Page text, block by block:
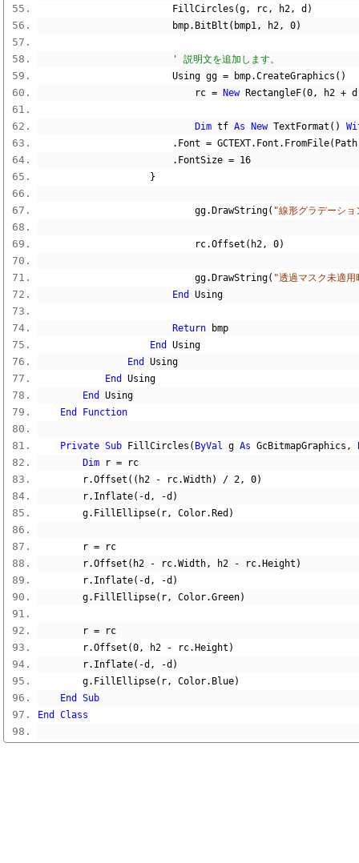
                        FillCircles
(g, rc, h2, d )
                        bmp
. BitBlt ( bmp1, h2, 0)
' 説明文を追加します。
                        Using gg
= bmp.CreateGraphics ()
                            rc
= New RectangleF(0, h2 + d
Dim tf As New TextFormat ()
. Font = GCTEXT. Font . FromFile( Path
. FontSize = 16
}
                            gg
. DrawString( "線形グラデーシ
                            rc
.Offset ( h2, 0)
                            gg
. DrawString( "透過マスク未適
End
Using
Return bmp
End
Using
End
Using
End
Using
End
Using
End
Function
Private Sub FillCircles ( ByVal g As GcBitmapGraphics ,
Dim r = rc
        r
.Offset (( h2 - rc.Width) / 2, 0)
        r
. Inflate(-d , -d )
        g
. FillEllipse( r, Color. Red )
        r
= rc
        r
.Offset ( h2 - rc.Width, h2 - rc. Height )
        r
. Inflate(-d , -d )
        g
. FillEllipse( r, Color.Green)
        r
= rc
        r
.Offset (0, h2 - rc. Height )
        r
. Inflate(-d , -d )
        g
. FillEllipse( r, Color. Blue)
End
Sub
End
Class